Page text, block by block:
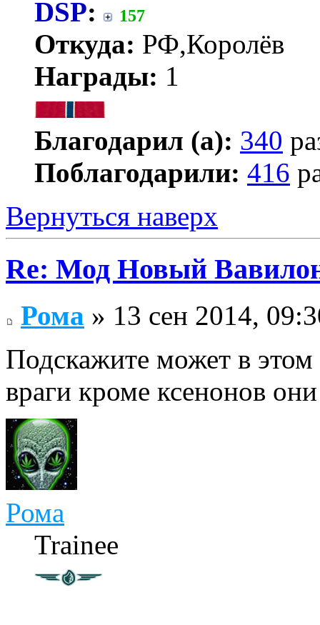
DSP: 157
Откуда: РФ,Королёв
Награды: 1
Благодарил (а): 340
Поблагодарили: 416
Вернуться наверх
Re: Мод Новый
Рома » 13 сен 2014,
Подскажите может в
враги кроме ксенонов
Рома
Trainee